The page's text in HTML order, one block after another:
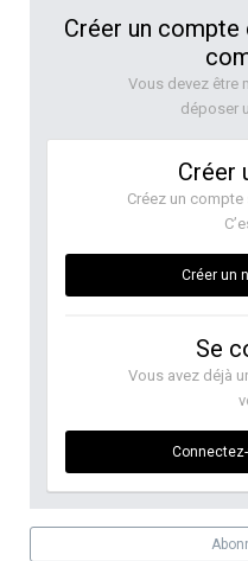
Créer un
Vous devez être
déposer
Créer
Créez un
Créer un
Se
Vous avez déjà